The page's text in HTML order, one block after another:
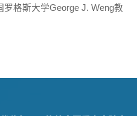
罗格斯大学George J. Weng教